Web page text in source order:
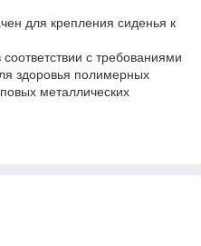
для крепления сиденья к
с требованиями
здоровья полимерных
металлических